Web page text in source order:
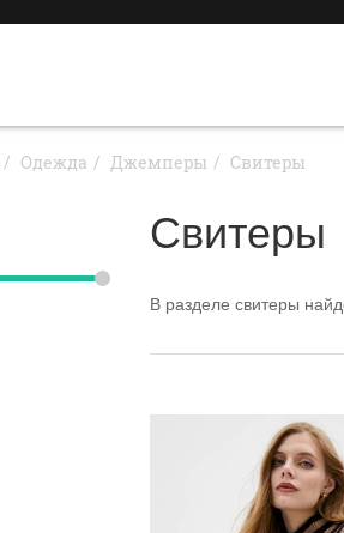
Одежда Джемперы Свитеры
Свитеры
В разделе свитеры